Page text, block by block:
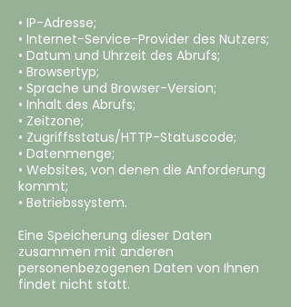
• IP-Adresse;
• Internet-Service-Provider des Nutzers;
• Datum und Uhrzeit des Abrufs;
• Browsertyp;
• Sprache und Browser-Version;
• Inhalt des Abrufs;
• Zeitzone;
• Zugriffsstatus/HTTP-Statuscode;
• Datenmenge;
• Websites, von denen die Anforderung
kommt;
• Betriebssystem.
Eine Speicherung dieser Daten
zusammen mit anderen
personenbezogenen Daten von Ihnen
findet nicht statt.